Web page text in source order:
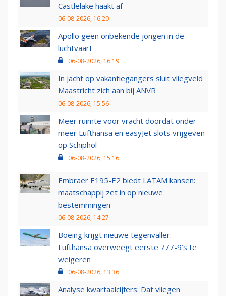
Castlelake haakt af
06-08-2026, 16:20
Apollo geen onbekende jongen in de
luchtvaart
06-08-2026, 16:19
In jacht op vakantiegangers sluit vliegveld
Maastricht zich aan bij ANVR
06-08-2026, 15:56
Meer ruimte voor vracht doordat onder
meer Lufthansa en easyJet slots vrijgeven
op Schiphol
06-08-2026, 15:16
Embraer E195-E2 biedt LATAM kansen:
maatschappij zet in op nieuwe
bestemmingen
06-08-2026, 14:27
Boeing krijgt nieuwe tegenvaller:
Lufthansa overweegt eerste 777-9’s te
weigeren
06-08-2026, 13:36
Analyse kwartaalcijfers: Dat vliegen